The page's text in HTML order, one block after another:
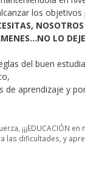
los objetivos
LO
del buen
de aprendizaje y
¡¡¡EDUCACIÓN en
las dificultades, y